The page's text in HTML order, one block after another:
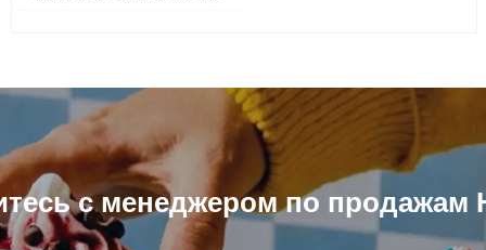
с менеджером по продажам